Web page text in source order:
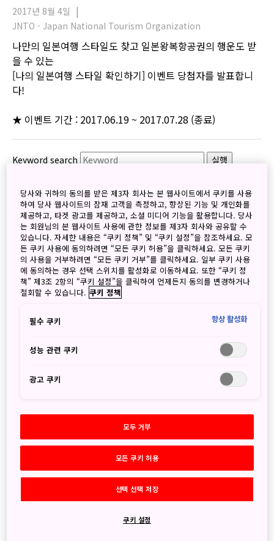
2017년 8월 4일
JNTO - Japan National Tourism Organization
나만의 일본여행 스타일도 찾고 일본왕복항공권의 행운도 받
을 수 있는
[나의 일본여행 스타일 확인하기] 이벤트 당첨자를 발표합니
다!
★ 이벤트 기간 : 2017.06.19 ~ 2017.07.28 (종료)
Keyword search 실행
검색
Archives
2026
8월 (1)
7월
(1)
6월 (3)
5월(5)
4월(3)
3월(2)
2월 (2)
2025
11월(5)
9월(4)
7월(7)
당사와 귀하의 동의를 받은 제3자 회사는 본 웹사이트에서 쿠키를 사용
하여 당사 웹사이트의 잠재 고객을 측정하고, 향상된 기능 및 개인화를
제공하고, 타겟 광고를 제공하고, 소셜 미디어 기능을 활용합니다. 당사
는 회원님의 본 웹사이트 사용에 관한 정보를 제3자 회사와 공유할 수
있습니다. 자세한 내용은 “쿠키 정책” 및 “쿠키 설정”을 참조하세요. 모
든 쿠키 사용에 동의하려면 “모든 쿠키 허용”을 클릭하세요. 모든 쿠키
의 사용을 거부하려면 “모든 쿠키 거부”를 클릭하세요. 일부 쿠키 사용
에 동의하는 경우 선택 스위치를 활성화로 이동하세요. 또한 “쿠키 정
책” 제3조 2항의 “쿠키 설정”을 클릭하여 언제든지 동의를 변경하거나
철회할 수 있습니다. 쿠키 정책
필수 쿠키 항상 활성화
성능 관련 쿠키
광고 쿠키
모두 거부
모든 쿠키 허용
선택 선택 저장
쿠키 설정